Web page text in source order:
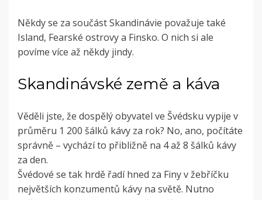
Někdy se za součást Skandinávie považuje také
Island, Fearské ostrovy a Finsko. O nich si ale
povíme více až někdy jindy.
Skandinávské země a káva
Věděli jste, že dospělý obyvatel ve Švédsku vypije v
průměru 1 200 šálků kávy za rok? No, ano, počítáte
správně – vychází to přibližně na 4 až 8 šálků kávy
za den.
Švédové se tak hrdě řadí hned za Finy v žebříčku
největších konzumentů kávy na světě. Nutno